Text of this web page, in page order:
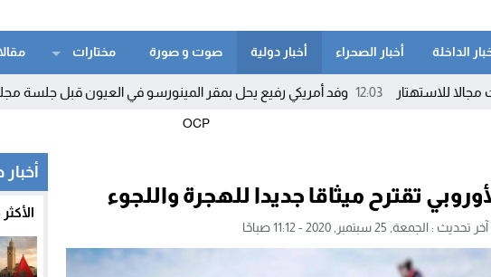
الداخلة أخبار الصحراء أخبار دولية صوت و صورة مختارات
12:03 وفد أمريكي رفيع يحل بمقر المينورسو في العيون قبل جلسة مجلس الأمن
تقترح ميثاقا جديدا للهجرة واللجوء
آخر تحديث : الجمعة, 25 سبتمبر, 2020 - 11:12 صباحًا
أخبار